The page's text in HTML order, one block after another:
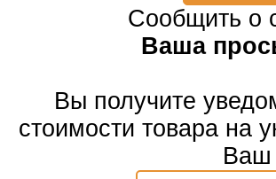
Сообщить о
Ваша
Вы получите
стоимости товара на
Ваш